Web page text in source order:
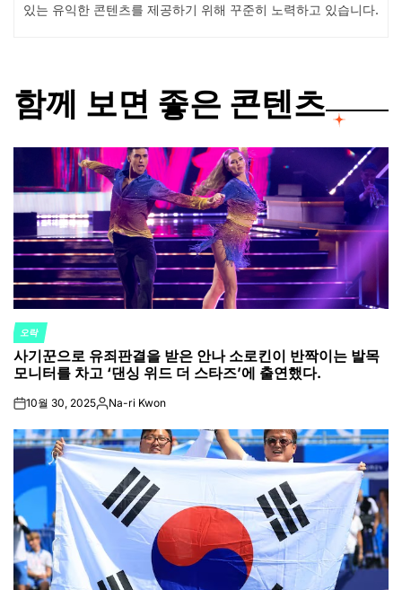
있는 유익한 콘텐츠를 제공하기 위해 꾸준히 노력하고 있습니다.
함께 보면 좋은 콘텐츠
POSTED
IN
오락
사기꾼으로 유죄판결을 받은 안나 소로킨이 반짝이는 발목
모니터를 차고 ‘댄싱 위드 더 스타즈’에 출연했다.
on10월 30, 2025Posted
Na-ri Kwon